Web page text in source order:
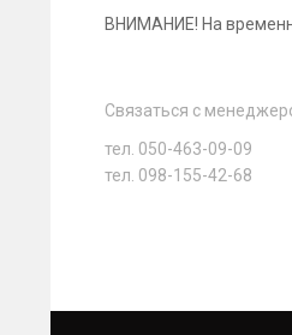
ВНИМАНИЕ! На
Связаться с
тел. 050-463-09-09
тел. 098-155-42-68